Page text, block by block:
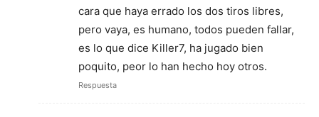
cara que haya errado los dos tiros libres,
pero vaya, es humano, todos pueden fallar,
es lo que dice Killer7, ha jugado bien
poquito, peor lo han hecho hoy otros.
Respuesta